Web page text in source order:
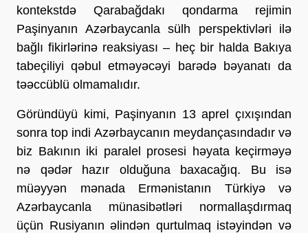
kontekstdə Qarabağdakı qondarma rejimin
Paşinyanın Azərbaycanla sülh perspektivləri ilə
bağlı fikirlərinə reaksiyası – heç bir halda Bakıya
tabeçiliyi qəbul etməyəcəyi barədə bəyanatı da
təəccüblü olmamalıdır.
Göründüyü kimi, Paşinyanın 13 aprel çıxışından
sonra top indi Azərbaycanın meydançasındadır və
biz Bakının iki paralel prosesi həyata keçirməyə
nə qədər hazır olduğuna baxacağıq. Bu isə
müəyyən mənada Ermənistanın Türkiyə və
Azərbaycanla münasibətləri normallaşdırmaq
üçün Rusiyanın əlindən qurtulmaq istəyindən və